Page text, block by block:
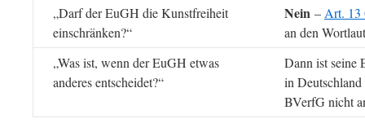
„Darf der EuGH die Kunstfreiheit
einschränken?“
Nein – Art. 13
an den
„Was ist, wenn der EuGH etwas
anderes entscheidet?“
Dann ist seine
in Deutschland
BVerfG nicht